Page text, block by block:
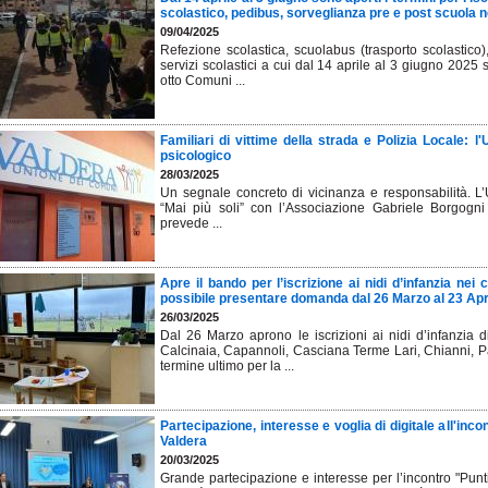
scolastico, pedibus, sorveglianza pre e post scuola
09/04/2025
Refezione scolastica, scuolabus (trasporto
servizi scolastici a cui dal 14 aprile al 3 giugno 2025
otto Comuni ...
Familiari di vittime della strada e Polizia Locale:
psicologico
28/03/2025
Un segnale concreto di vicinanza e responsabilità.
“Mai più soli” con l’Associazione Gabriele
prevede ...
Apre il bando per l’iscrizione ai nidi d’infanzia nei
possibile presentare domanda dal 26 Marzo al 23
26/03/2025
Dal 26 Marzo aprono le iscrizioni ai nidi d’infanzia
Calcinaia, Capannoli, Casciana Terme Lari, Chianni,
termine ultimo per la ...
Partecipazione, interesse e voglia di digitale
Valdera
20/03/2025
Grande partecipazione e interesse per l’incontro